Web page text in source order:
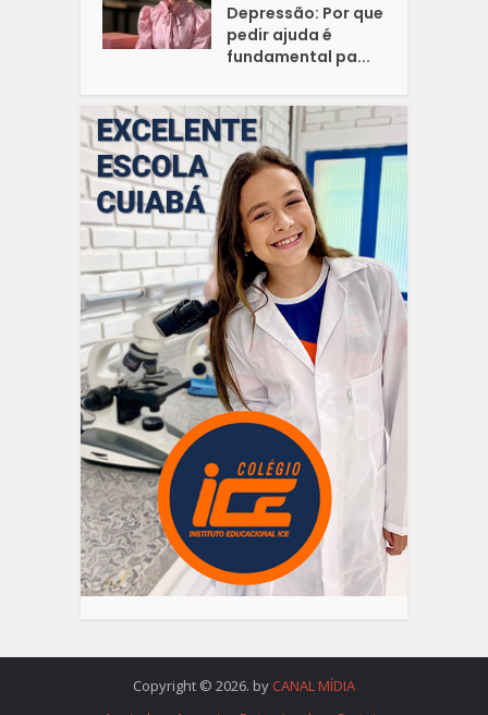
Depressão: Por que
pedir ajuda é
fundamental pa...
Copyright © 2026. by CANAL MÍDIA